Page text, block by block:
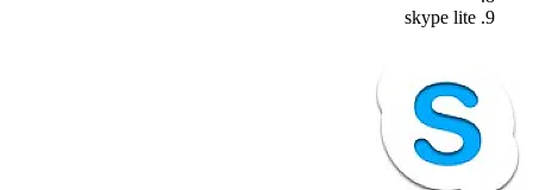
skype lite